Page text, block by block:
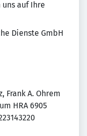
auf Ihre
Dienste GmbH
Frank A. Ohrem
HRA 6905